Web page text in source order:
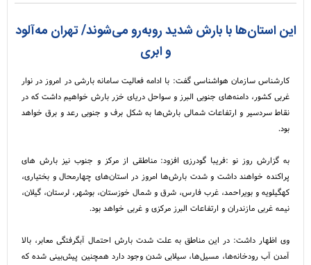
این استان‌ها با بارش شدید روبه‌رو می‌شوند/ تهران مه‌آلود
و ابری
کارشناس سازمان هواشناسی گفت: با ادامه فعالیت سامانه بارشی در امروز در نوار
غربی کشور، دامنه‌های جنوبی البرز و سواحل دریای خزر بارش خواهیم داشت که در
نقاط سردسیر و ارتفاعات شمالی بارش‌ها به شکل برف و جنوبی رعد و برق خواهد
بود.
به گزارش روز نو :فریبا گودرزی افزود: مناطقی از مرکز و جنوب نیز بارش های
پراکنده خواهند داشت و شدت بارش‌ها امروز در استان‌های چهارمحال و بختیاری،
کهگیلویه و بویراحمد، غرب فارس، شرق و شمال خوزستان، بوشهر، لرستان، گیلان،
نیمه غربی مازندران و ارتفاعات البرز مرکزی و غربی خواهد بود.
وی اظهار داشت: در این مناطق به علت شدت بارش احتمال آبگرفتگی معابر، بالا
آمدن آب رودخانه‌ها، مسیل‌ها، سیلابی شدن وجود دارد همچنین پیش‌بینی شده که